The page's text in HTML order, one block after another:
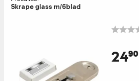
Skrape glass m/6blad
24⁹⁰